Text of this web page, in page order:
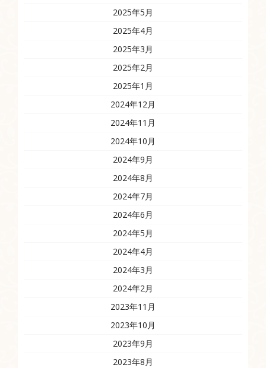
2025年5月
2025年4月
2025年3月
2025年2月
2025年1月
2024年12月
2024年11月
2024年10月
2024年9月
2024年8月
2024年7月
2024年6月
2024年5月
2024年4月
2024年3月
2024年2月
2023年11月
2023年10月
2023年9月
2023年8月